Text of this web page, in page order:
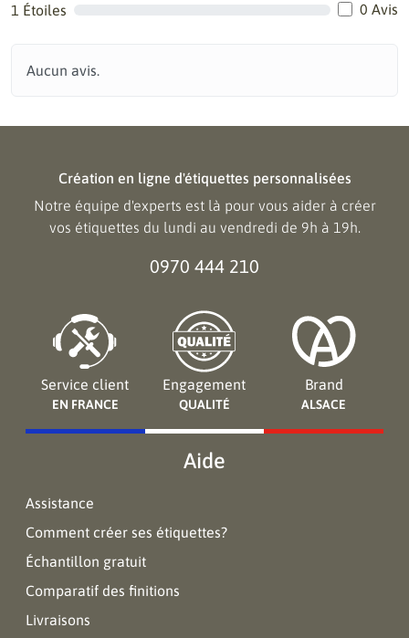
1 Étoiles
0 Avis
Aucun avis.
Création en ligne d'étiquettes personnalisées
Notre équipe d'experts est là pour vous aider à créer
vos étiquettes du lundi au vendredi de 9h à 19h.
0970 444 210
Service client
EN FRANCE
Engagement
QUALITÉ
Brand
ALSACE
Aide
Assistance
Comment créer ses étiquettes?
Échantillon gratuit
Comparatif des finitions
Livraisons